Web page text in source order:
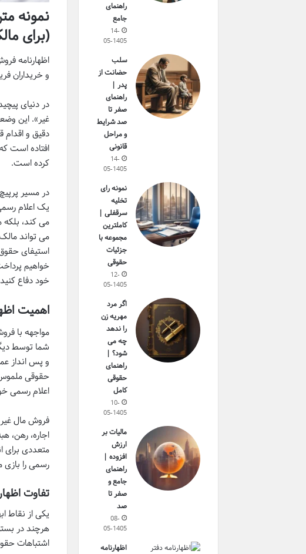
نمونه
(برای
اظهارنامه
و خریداران
در دنیای
غیر». این
دقیق و
افتاده است
کرده است.
در مسیر
یک اعلام
می کند، بلکه
می تواند
استیفای حقوق
خواهیم
خود دفاع
اهمیت
مواجهه با
شما توسط
و پس انداز
حقوقی ملموس
اعلام رسمی
فروش مال
اجاره،
متعددی برای
رسمی را بازی
تفاوت
یکی از نقاط
هرچند در
اشتباهات
راهنمای
جامع
14-
05-1405
سلب
حضانت از
پدر |
راهنمای
صفر تا
صد شرایط
و مراحل
قانونی
14-
05-1405
نمونه رای
تخلیه
سرقفلی |
کاملترین
مجموعه با
جزئیات
حقوقی
12-
05-1405
اگر مرد
مهریه زن
را ندهد
چه می
شود؟ |
راهنمای
حقوقی
کامل
10-
05-1405
مالیات بر
ارزش
افزوده |
راهنمای
جامع و
صفر تا
صد
08-
05-1405
اظهارنامه